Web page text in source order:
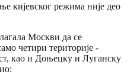
кијевског режима није део
Москви да се
четири територије -
као и Доњецку и Луганску